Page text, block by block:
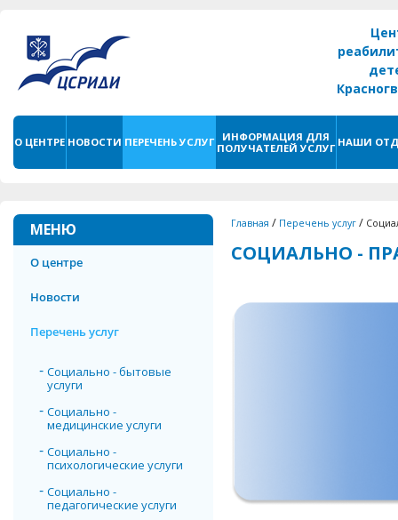
О ЦЕНТРЕ НОВОСТИ ПЕРЕЧЕНЬ УСЛУГ
ИНФОРМАЦИЯ ДЛЯ
ПОЛУЧАТЕЛЕЙ УСЛУГ НАШИ
МЕНЮ
О центре
Новости
Перечень услуг
Социально - бытовые
услуги
Социально -
медицинские услуги
Социально -
психологические услуги
Социально -
педагогические услуги
Главная / Перечень услуг /
СОЦИАЛЬНО -